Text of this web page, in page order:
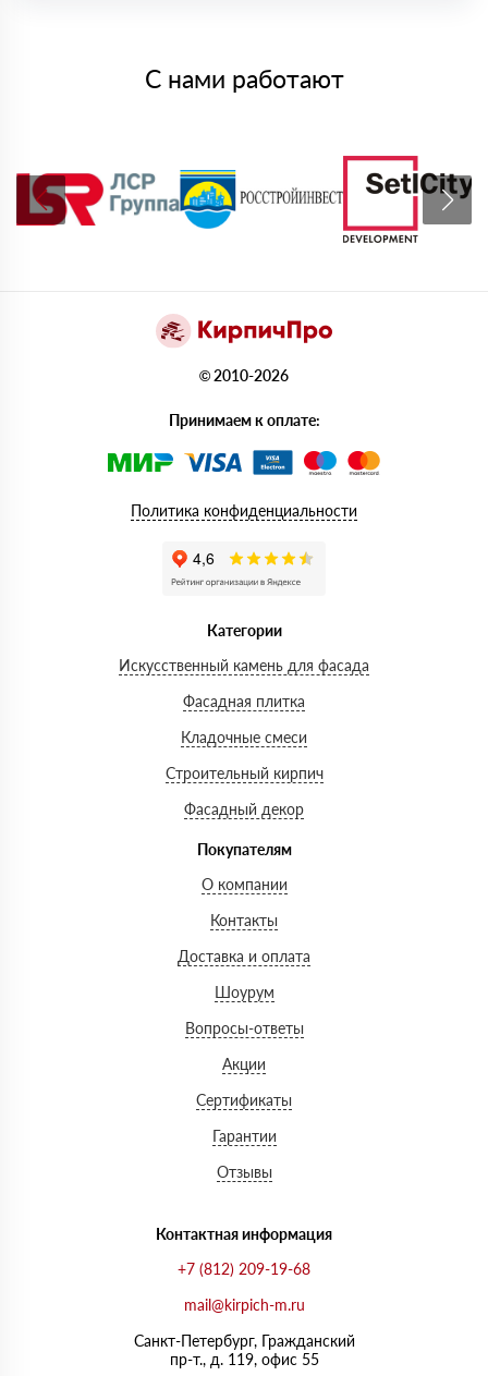
С нами работают
© 2010-2026
Принимаем к оплате:
Политика конфиденциальности
Категории
Искусственный камень для фасада
Фасадная плитка
Кладочные смеси
Строительный кирпич
Фасадный декор
Покупателям
О компании
Контакты
Доставка и оплата
Шоурум
Вопросы-ответы
Акции
Сертификаты
Гарантии
Отзывы
Контактная информация
+7 (812) 209-19-68
mail@kirpich-m.ru
Санкт-Петербург, Граждaнский
пр-т., д. 119, офис 55